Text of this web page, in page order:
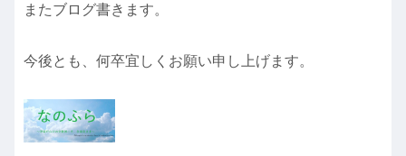
またブログ書きます。
今後とも、何卒宜しくお願い申し上げます。